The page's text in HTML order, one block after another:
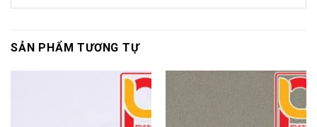
SẢN PHẨM TƯƠNG TỰ